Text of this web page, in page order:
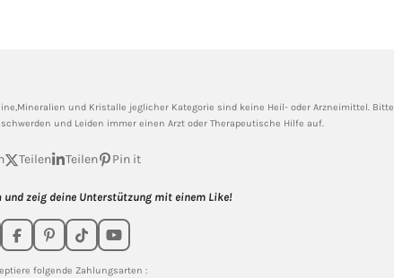
und Kristalle jeglicher Kategorie sind keine Heil- oder Arzneimittel. Bitte
und Leiden immer einen Arzt oder Therapeutische Hilfe auf.
Teilen Teilen Pin it
und zeig deine Unterstützung mit einem Like!
F
a
c
P
i
n
T
i
k
Y
o
u
folgende Zahlungsarten :